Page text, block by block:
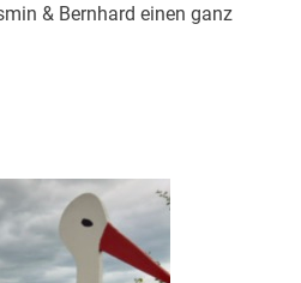
& Bernhard einen ganz